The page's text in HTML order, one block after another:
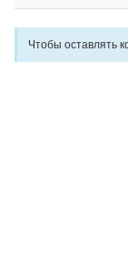
Чтобы оставлять